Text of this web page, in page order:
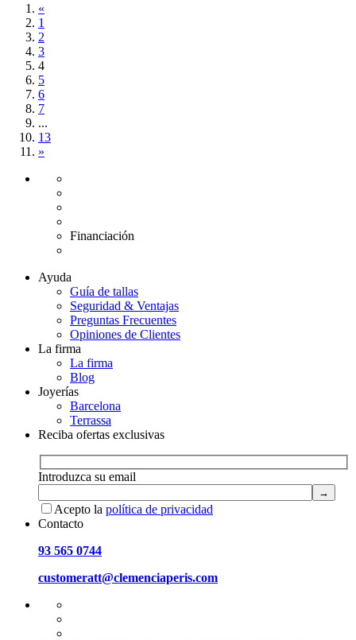
«
1
2
3
4
5
6
7
...
13
»
Financiación
Ayuda
Guía de tallas
Seguridad & Ventajas
Preguntas Frecuentes
Opiniones de Clientes
La firma
La firma
Blog
Joyerías
Barcelona
Terrassa
Reciba ofertas exclusivas
Introduzca su email
Acepto la política de privacidad
Contacto
93 565 0744
customeratt@clemenciaperis.com